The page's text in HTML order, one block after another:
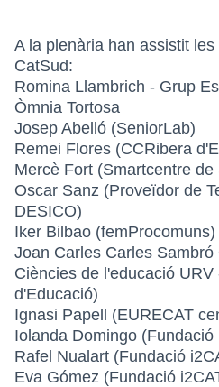
A la plenària han assistit
CatSud:
Romina Llambrich - Grup
Òmnia Tortosa
Josep Abelló (SeniorLab)
Remei Flores (CCRibera
Mercè Fort (Smartcentre de
Oscar Sanz (Proveïdor de
DESICO)
Iker Bilbao (femProcomuns)
Joan Carles Carles
Ciències de l'educació
d'Educació)
Ignasi Papell (EURECAT
Iolanda Domingo (Fundació
Rafel Nualart (Fundació
Eva Gómez (Fundació